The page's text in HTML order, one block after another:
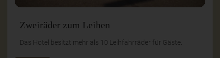
Zweiräder zum Leihen
Das Hotel besitzt mehr als 10 Leihfahrräder für Gäste.